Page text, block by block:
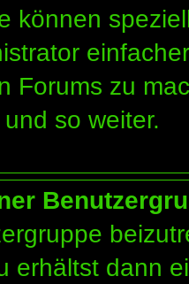
können
Forums zu
so weiter.
erhältst dann